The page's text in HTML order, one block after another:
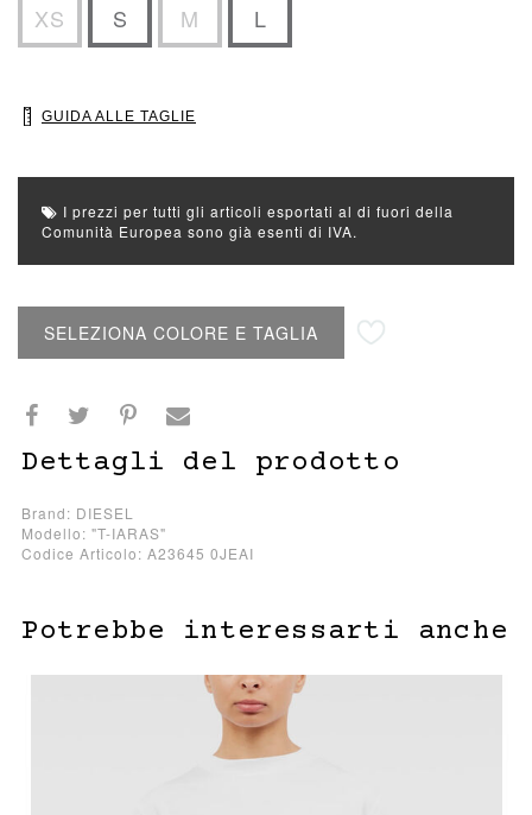
XS S M L
GUIDA ALLE TAGLIE
I prezzi per tutti gli articoli esportati al di fuori della
Comunità Europea sono già esenti di IVA.
SELEZIONA COLORE E TAGLIA
Dettagli del prodotto
Brand: DIESEL
Modello: "T-IARAS"
Codice Articolo: A23645 0JEAI
Potrebbe interessarti anche